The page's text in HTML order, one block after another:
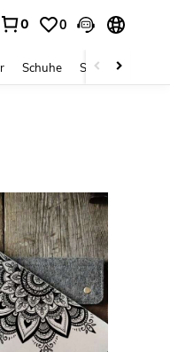
0 0
Schuhe Schmuck &